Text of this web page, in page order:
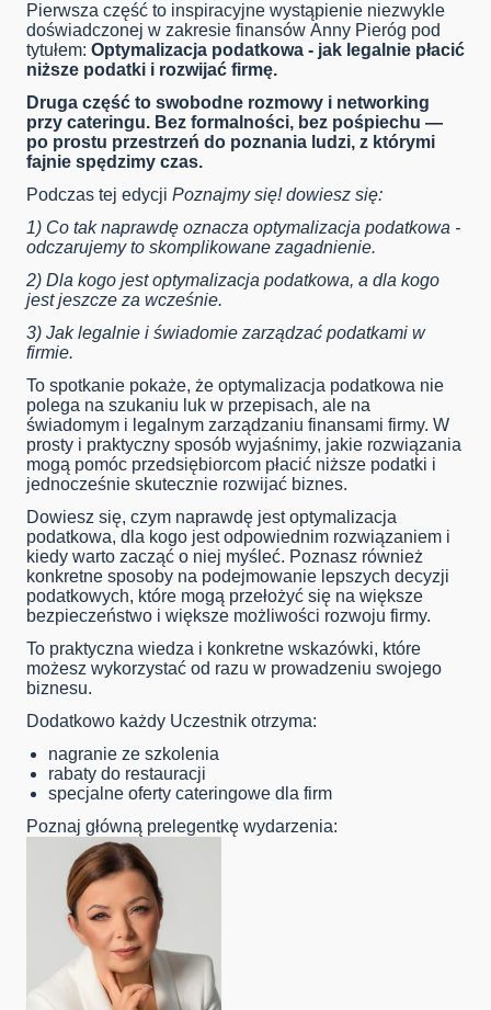
Pierwsza część to inspiracyjne wystąpienie niezwykle
doświadczonej w zakresie finansów Anny Pieróg pod
tytułem: Optymalizacja podatkowa - jak legalnie płacić
niższe podatki i rozwijać firmę.
Druga część to swobodne rozmowy i networking
przy cateringu. Bez formalności, bez pośpiechu —
po prostu przestrzeń do poznania ludzi, z którymi
fajnie spędzimy czas.
Podczas tej edycji Poznajmy się! dowiesz się:
1) Co tak naprawdę oznacza optymalizacja podatkowa -
odczarujemy to skomplikowane zagadnienie.
2) Dla kogo jest optymalizacja podatkowa, a dla kogo
jest jeszcze za wcześnie.
3) Jak legalnie i świadomie zarządzać podatkami w
firmie.
To spotkanie pokaże, że optymalizacja podatkowa nie
polega na szukaniu luk w przepisach, ale na
świadomym i legalnym zarządzaniu finansami firmy. W
prosty i praktyczny sposób wyjaśnimy, jakie rozwiązania
mogą pomóc przedsiębiorcom płacić niższe podatki i
jednocześnie skutecznie rozwijać biznes.
Dowiesz się, czym naprawdę jest optymalizacja
podatkowa, dla kogo jest odpowiednim rozwiązaniem i
kiedy warto zacząć o niej myśleć. Poznasz również
konkretne sposoby na podejmowanie lepszych decyzji
podatkowych, które mogą przełożyć się na większe
bezpieczeństwo i większe możliwości rozwoju firmy.
To praktyczna wiedza i konkretne wskazówki, które
możesz wykorzystać od razu w prowadzeniu swojego
biznesu.
Dodatkowo każdy Uczestnik otrzyma:
nagranie ze szkolenia
rabaty do restauracji
specjalne oferty cateringowe dla firm
Poznaj główną prelegentkę wydarzenia: